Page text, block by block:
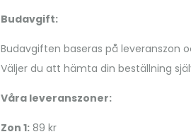
Budavgift:
Budavgiften baseras på leveranszon
Väljer du att hämta din beställning
Våra leveranszoner:
Zon 1: 89 kr